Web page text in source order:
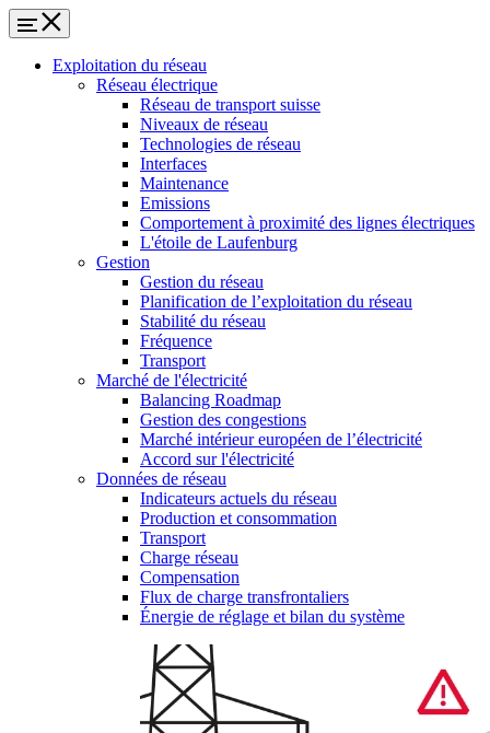
Exploitation du réseau
Réseau électrique
Réseau de transport suisse
Niveaux de réseau
Technologies de réseau
Interfaces
Maintenance
Emissions
Comportement à proximité des lignes électriques
L'étoile de Laufenburg
Gestion
Gestion du réseau
Planification de l’exploitation du réseau
Stabilité du réseau
Fréquence
Transport
Marché de l'électricité
Balancing Roadmap
Gestion des congestions
Marché intérieur européen de l’électricité
Accord sur l'électricité
Données de réseau
Indicateurs actuels du réseau
Production et consommation
Transport
Charge réseau
Compensation
Flux de charge transfrontaliers
Énergie de réglage et bilan du système